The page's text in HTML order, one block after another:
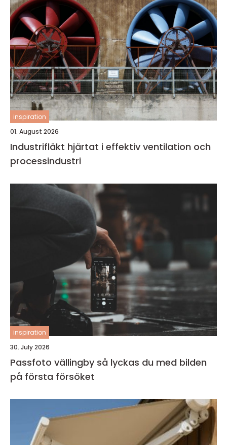
inspiration
01. August 2026
Industrifläkt hjärtat i effektiv ventilation och
processindustri
inspiration
30. July 2026
Passfoto vällingby så lyckas du med bilden
på första försöket